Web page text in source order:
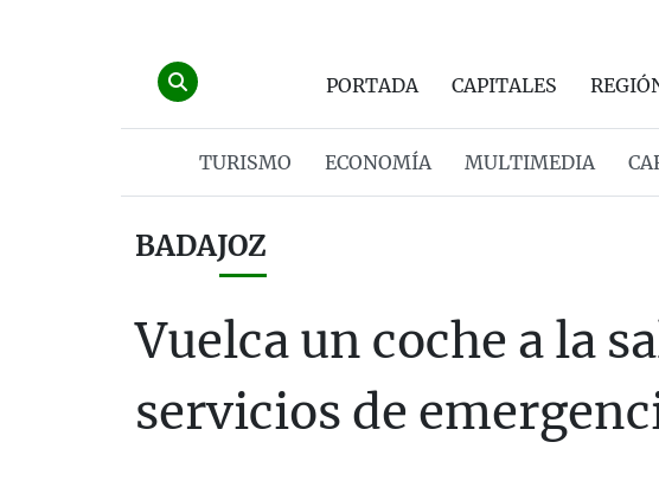
PORTADA CAPITALES
TURISMO ECONOMÍA MULTIMEDIA
BADAJOZ
Vuelca un coche a la
servicios de